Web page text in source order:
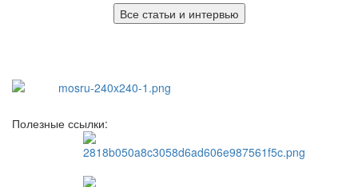
Все статьи и интервью
Полезные ссылки: